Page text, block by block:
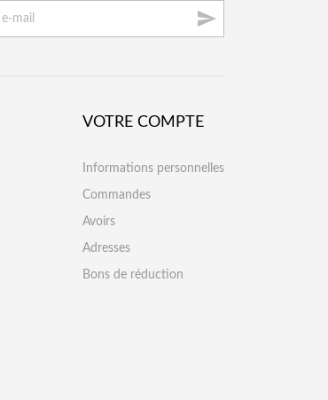

VOTRE COMPTE
Informations personnelles
Commandes
Avoirs
Adresses
Bons de réduction